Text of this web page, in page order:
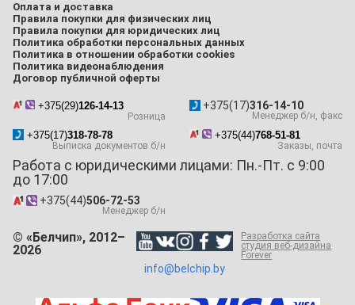
Оплата и доставка
Правила покупки для физических лиц
Правила покупки для юридических лиц
Политика обработки персональных данных
Политика в отношении обработки cookies
Политика видеонаблюдения
Договор публичной оферты
+375(29)126-14-13
Розница
+375(17)316-14-10
Менеджер б/н, факс
+375(17)318-78-78
Выписка документов б/н
+375(44)768-51-81
Заказы, почта
+375(44)506-72-53
Менеджер б/н
Работа с юридическими лицами: Пн.-Пт. с 9:00
до 17:00
info@belchip.by
© «Белчип», 2012–
2026
Разработка сайта
студия веб-дизайна
Forever